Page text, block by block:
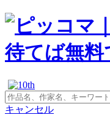
キャンセル